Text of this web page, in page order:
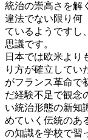
統治の崇高さを解
違法でない限り何
ているようですし
思議です。
日本では欧米より
り方が確立してい
がフランス革命で
だ経験不足で観念
い統治形態の新知
めていく伝統のあ
の知識を学校で習